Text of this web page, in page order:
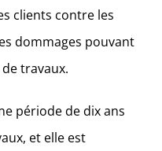
clients contre les
dommages pouvant
travaux.
période de dix ans
et elle est